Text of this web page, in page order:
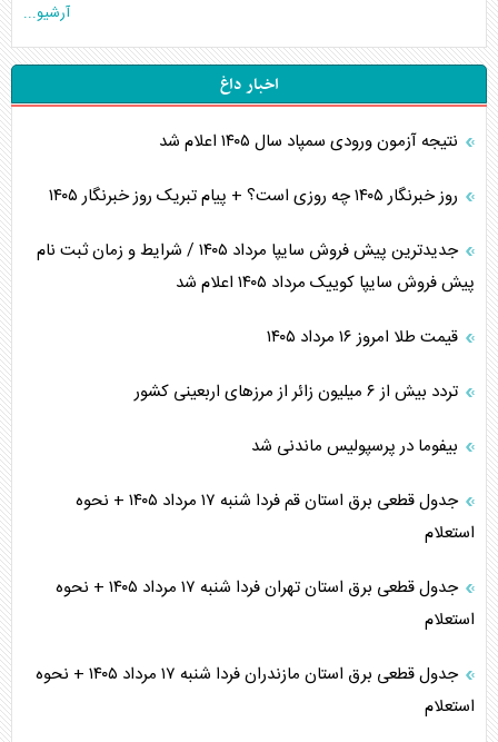
آرشیو...
اخبار داغ
نتیجه آزمون ورودی سمپاد سال ۱۴۰۵ اعلام شد
روز خبرنگار ۱۴۰۵ چه روزی است؟ + پیام تبریک روز خبرنگار ۱۴۰۵
جدیدترین پیش فروش سایپا مرداد ۱۴۰۵ / شرایط و زمان ثبت نام
پیش فروش سایپا کوییک مرداد ۱۴۰۵ اعلام شد
قیمت طلا امروز ۱۶ مرداد ۱۴۰۵
تردد بیش از ۶ میلیون زائر از مرزهای اربعینی کشور
بیفوما در پرسپولیس ماندنی شد
جدول قطعی برق استان قم فردا شنبه ۱۷ مرداد ۱۴۰۵ + نحوه
استعلام
جدول قطعی برق استان تهران فردا شنبه ۱۷ مرداد ۱۴۰۵ + نحوه
استعلام
جدول قطعی برق استان مازندران فردا شنبه ۱۷ مرداد ۱۴۰۵ + نحوه
استعلام